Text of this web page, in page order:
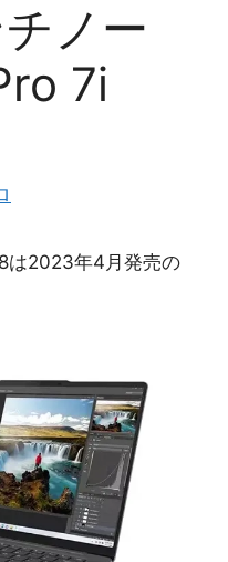
ノー
7i
は2023年4月発売の